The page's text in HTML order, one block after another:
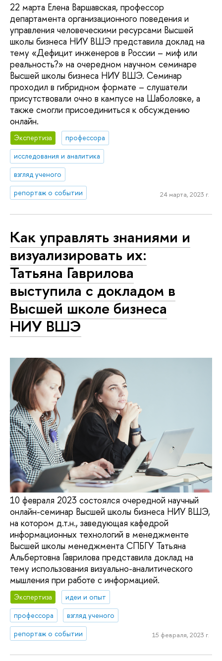
22 марта Елена Варшавская, профессор
департамента организационного поведения и
управления человеческими ресурсами Высшей
школы бизнеса НИУ ВШЭ представила доклад на
тему «Дефицит инженеров в России – миф или
реальность?» на очередном научном семинаре
Высшей школы бизнеса НИУ ВШЭ. Семинар
проходил в гибридном формате – слушатели
присутствовали очно в кампусе на Шаболовке, а
также смогли присоединиться к обсуждению
онлайн.
Экспертиза
профессора
исследования и аналитика
взгляд ученого
репортаж о событии
24 марта, 2023 г.
Как управлять знаниями и
визуализировать их:
Татьяна Гаврилова
выступила с докладом в
Высшей школе бизнеса
НИУ ВШЭ
10 февраля 2023 состоялся очередной научный
онлайн-семинар Высшей школы бизнеса НИУ ВШЭ,
на котором д.т.н., заведующая кафедрой
информационных технологий в менеджменте
Высшей школы менеджмента СПБГУ Татьяна
Альбертовна Гаврилова представила доклад на
тему использования визуально-аналитического
мышления при работе с информацией.
Экспертиза
идеи и опыт
профессора
взгляд ученого
репортаж о событии
15 февраля, 2023 г.